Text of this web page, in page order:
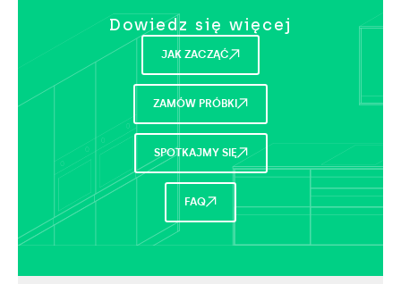
Dowiedz się więcej​
JAK ZACZĄĆ
ZAMÓW PRÓBKI
SPOTKAJMY SIĘ
FAQ